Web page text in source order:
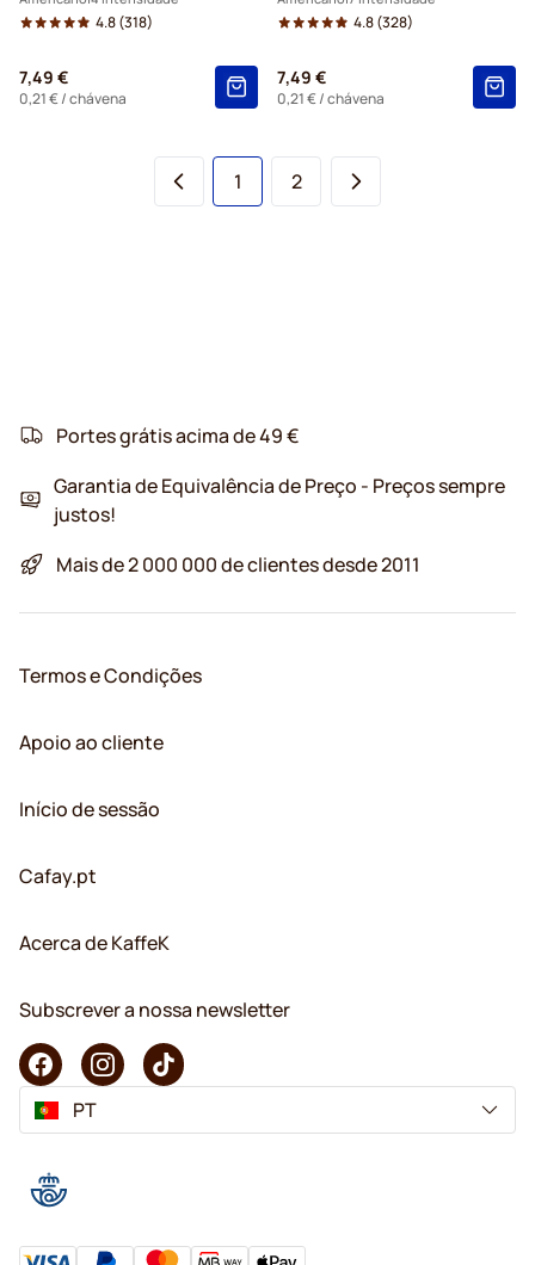
4.8(318)
7,49 €
0,21 €/ chávena
4.8(328)
7,49 €
0,21 €/ chávena
Está de momento a ler a página
1 Página
2
Portes grátis acima de 49 €
Garantia de Equivalência de Preço - Preços sempre
justos!
Mais de 2 000 000 de clientes desde 2011
Termos e Condições
Apoio ao cliente
Início de sessão
Cafay.pt
Acerca de KaffeK
Subscrever a nossa newsletter
PT